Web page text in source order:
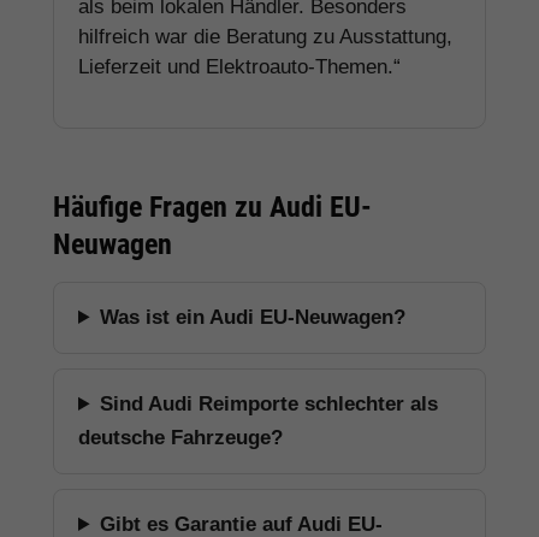
als beim lokalen Händler. Besonders
hilfreich war die Beratung zu Ausstattung,
Lieferzeit und Elektroauto-Themen.“
Häufige Fragen zu Audi EU-
Neuwagen
Was ist ein Audi EU-Neuwagen?
Sind Audi Reimporte schlechter als
deutsche Fahrzeuge?
Gibt es Garantie auf Audi EU-